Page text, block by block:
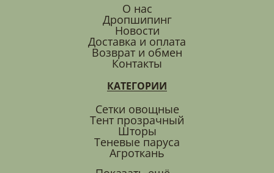
О нас
Дропшипинг
Новости
Доставка и оплата
Возврат и обмен
Контакты
КАТЕГОРИИ
Сетки овощные
Тент прозрачный
Шторы
Теневые паруса
Агроткань